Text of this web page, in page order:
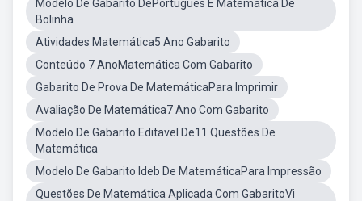
Modelo De Gabarito DePortugues E Matemática De
Bolinha
Atividades Matemática5 Ano Gabarito
Conteúdo 7 AnoMatemática Com Gabarito
Gabarito De Prova De MatemáticaPara Imprimir
Avaliação De Matemática7 Ano Com Gabarito
Modelo De Gabarito Editavel De11 Questões De
Matemática
Modelo De Gabarito Ideb De MatemáticaPara Impressão
Questões De Matemática Aplicada Com GabaritoVi